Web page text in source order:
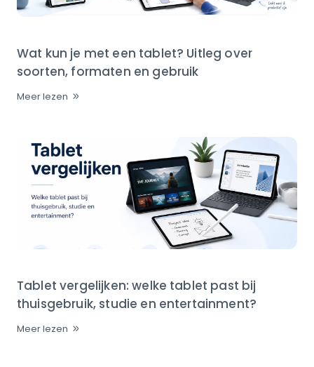
Wat kun je met een tablet? Uitleg over
soorten, formaten en gebruik
Meer lezen
Tablet vergelijken: welke tablet past bij
thuisgebruik, studie en entertainment?
Meer lezen